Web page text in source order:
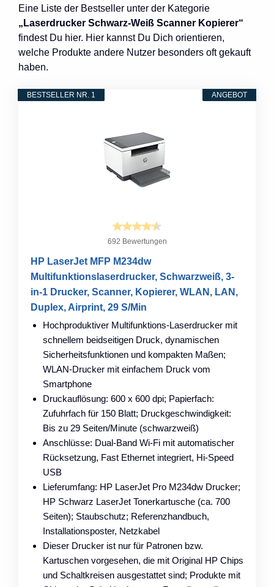
Eine Liste der Bestseller unter der Kategorie
„Laserdrucker Schwarz-Weiß Scanner Kopierer“
findest Du hier. Hier kannst Du Dich orientieren,
welche Produkte andere Nutzer besonders oft gekauft
haben.
ANGEBOT
BESTSELLER NR. 1
692 Bewertungen
HP LaserJet MFP M234dw
Multifunktionslaserdrucker, Schwarzweiß, 3-
in-1 Drucker, Scanner, Kopierer, WLAN, LAN,
Duplex, Airprint, 29 S/Min
Hochproduktiver Multifunktions-Laserdrucker mit
schnellem beidseitigen Druck, dynamischen
Sicherheitsfunktionen und kompakten Maßen;
WLAN-Drucker mit einfachem Druck vom
Smartphone
Druckauflösung: 600 x 600 dpi; Papierfach:
Zufuhrfach für 150 Blatt; Druckgeschwindigkeit:
Bis zu 29 Seiten/Minute (schwarzweiß)
Anschlüsse: Dual-Band Wi-Fi mit automatischer
Rücksetzung, Fast Ethernet integriert, Hi-Speed
USB
Lieferumfang: HP LaserJet Pro M234dw Drucker;
HP Schwarz LaserJet Tonerkartusche (ca. 700
Seiten); Staubschutz; Referenzhandbuch,
Installationsposter, Netzkabel
Dieser Drucker ist nur für Patronen bzw.
Kartuschen vorgesehen, die mit Original HP Chips
und Schaltkreisen ausgestattet sind; Produkte mit